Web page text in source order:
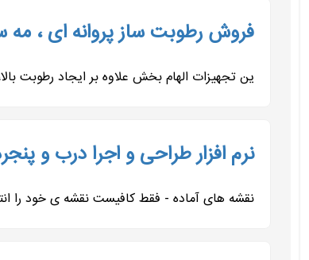
فروش رطوبت ساز پروانه ای ، مه
ین تجهیزات الهام بخش علاوه بر ایجاد رطوبت
نرم افزار طراحی و اجرا درب و پنجره وین کد
نقشه های آماده - فقط کافیست نقشه ی خود را